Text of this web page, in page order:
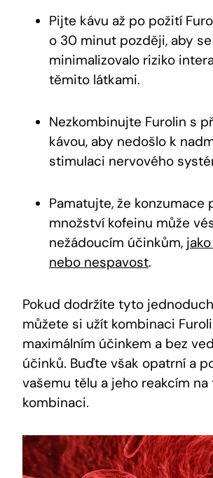
Pijte kávu až po požití
o 30 minut později, aby se
minimalizovalo riziko
těmito látkami.
Nezkombinujte Furolin s
kávou, aby nedošlo k
stimulaci nervového
Pamatujte, že konzumace
množství kofeinu může
nežádoucím účinkům,
nebo nespavost.
Pokud dodržíte tyto
můžete si užít kombinaci
maximálním účinkem a bez
účinků. Buďte však opatrní a
vašemu tělu a jeho reakcím
kombinaci.